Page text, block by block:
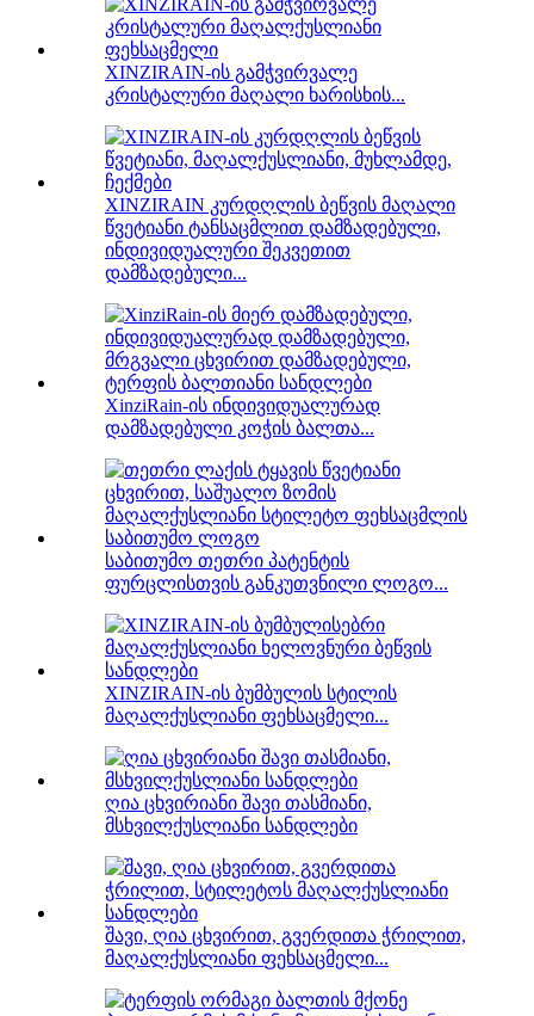
XINZIRAIN-ის გამჭვირვალე
კრისტალური მაღალი ხარისხის...
XINZIRAIN კურდღლის ბეწვის მაღალი
წვეტიანი ტანსაცმლით დამზადებული,
ინდივიდუალური შეკვეთით
დამზადებული...
XinziRain-ის ინდივიდუალურად
დამზადებული კოჭის ბალთა...
საბითუმო თეთრი პატენტის
ფურცლისთვის განკუთვნილი ლოგო...
XINZIRAIN-ის ბუმბულის სტილის
მაღალქუსლიანი ფეხსაცმელი...
ღია ცხვირიანი შავი თასმიანი,
მსხვილქუსლიანი სანდლები
შავი, ღია ცხვირით, გვერდითა ჭრილით,
მაღალქუსლიანი ფეხსაცმელი...